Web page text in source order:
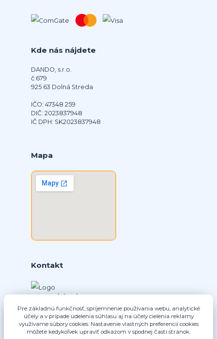
Kde nás nájdete
DANDO, s.r.o.
č.679
925 63 Dolná Streda
IČO: 47348 259
DIČ: 2023837948
IČ DPH: SK2023837948
Mapa
Kontakt
+421 902331936
(Po-Pia, 8-16 hod.)
info@nice-pohony.sk
Pre základnú funkčnosť, spríjemnenie používania webu, analytické
účely a v prípade udelenia súhlasu aj na účely cielenia reklamy
využívame súbory cookies. Nastavenie vlastných preferencií cookies
môžete kedykoľvek upraviť odkazom v spodnej časti stránok.